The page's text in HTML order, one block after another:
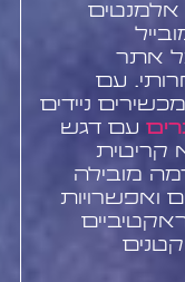
אלמנטים
אתר
עם
ניידים
עם דגש
קריטית
מובילה
ואפשרויות